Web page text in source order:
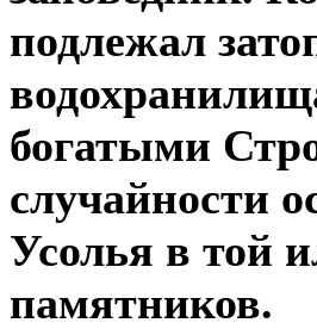
подлежал
богатыми
случайности
Усолья в той
памятников.